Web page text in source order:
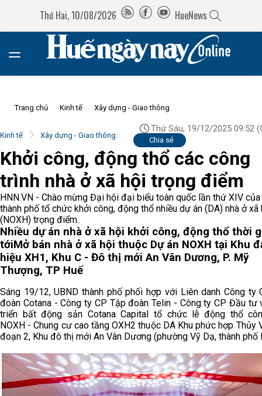
Thứ Hai, 10/08/2026 HueNews
Trang chủ Kinh tế Xây dựng - Giao thông
Kinh tế Xây dựng - Giao thông
Thứ Sáu, 19/12/2025 09:52
Chia sẻ
Khởi công, động thổ các công
trình nhà ở xã hội trọng điểm
HNN.VN - Chào mừng Đại hội đại biểu toàn quốc lần thứ XIV
thành phố tổ chức khởi công, động thổ nhiều dự án (DA) nhà ở xã
(NOXH) trọng điểm.
Nhiều dự án nhà ở xã hội khởi công, động thổ thời
tớiMở bán nhà ở xã hội thuộc Dự án NOXH tại Khu
hiệu XH1, Khu C - Đô thị mới An Vân Dương, P. Mỹ
Thượng, TP Huế
Sáng 19/12, UBND thành phố phối hợp với Liên danh Công ty
đoàn Cotana - Công ty CP Tập đoàn Telin - Công ty CP Đầu tư
triển bất động sản Cotana Capital tổ chức lễ động thổ
NOXH - Chung cư cao tầng OXH2 thuộc DA Khu phức hợp Thủy
đoạn 2, Khu đô thị mới An Vân Dương (phường Vỹ Dạ, thành phố